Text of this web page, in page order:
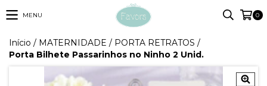
MENU 0
Início / MATERNIDADE / PORTA RETRATOS /
Porta Bilhete Passarinhos no Ninho 2 Unid.